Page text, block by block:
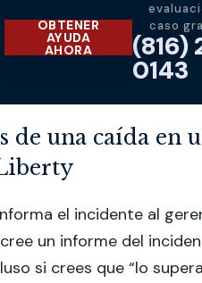
OBTENER
AYUDA
AHORA
caso
(816)
0143
de una caída en
el incidente al
un informe del
si crees que “lo